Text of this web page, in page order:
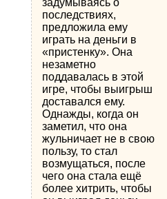
задумываясь о
последствиях,
предложила ему
играть на деньги в
«пристенку». Она
незаметно
поддавалась в этой
игре, чтобы выигрыш
доставался ему.
Однажды, когда он
заметил, что она
жульничает не в свою
пользу, то стал
возмущаться, после
чего она стала ещё
более хитрить, чтобы